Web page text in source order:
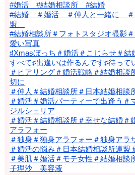
#婚活 #結婚相談所 #結婚
#結婚 ＃婚活 ＃仲人と一緒に ＃
盟
#結婚相談所＃フォトスタジオ撮影
愛い写真
♯Xmasぼっち＃婚活＃こじらせ＃結
すべて♯出逢いは作るんです♯待って
＃ヒアリング＃婚活戦略＃結婚相談
切に
＃仲人＃結婚相談所＃日本結婚相談
＃婚活＃婚活パーティーで出逢う＃
ジルシェリア
＃婚活＃結婚相談所＃幸せな結婚＃
アラフォー
＃独身＃独身アラフォー＃独身アラ
＃婚活の悩み＃日本結婚相談所連盟
＃美肌＃婚活＃モテ女性＃結婚相談
子理沙 美容液